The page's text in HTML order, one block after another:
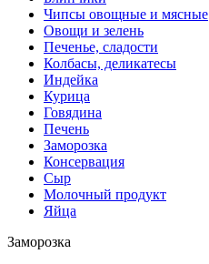
Чипсы овощные и мясные
Овощи и зелень
Печенье, сладости
Колбасы, деликатесы
Индейка
Курица
Говядина
Печень
Заморозка
Консервация
Сыр
Молочный продукт
Яйца
Заморозка